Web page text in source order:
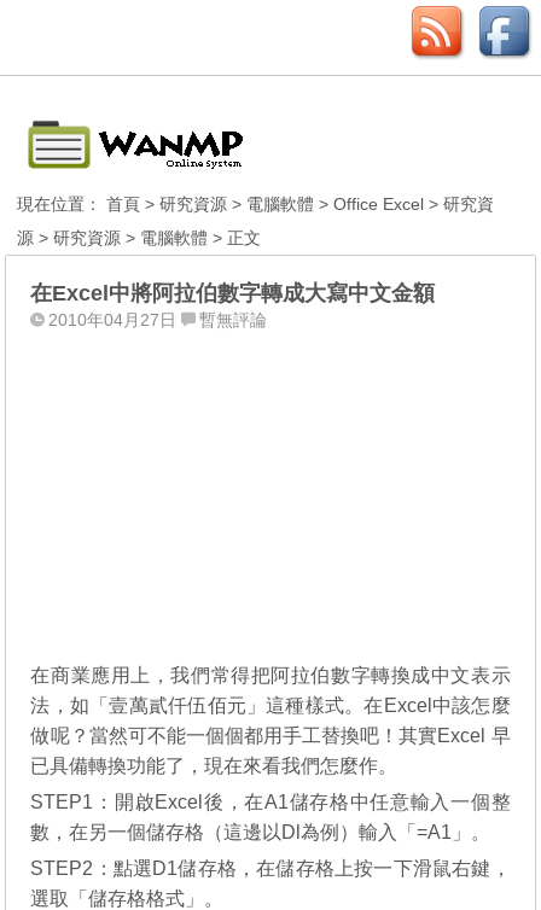
現在位置：首頁 >研究資源 > 電腦軟體 >Office Excel >研究資
源 >研究資源 > 電腦軟體 > 正文
在Excel中將阿拉伯數字轉成大寫中文金額
2010年04月27日 暫無評論
在商業應用上，我們常得把阿拉伯數字轉換成中文表示
法，如「壹萬貳仟伍佰元」這種樣式。在Excel中該怎麼
做呢？當然可不能一個個都用手工替換吧！其實Excel 早
已具備轉換功能了，現在來看我們怎麼作。
STEP1：開啟Excel後，在A1儲存格中任意輸入一個整
數，在另一個儲存格（這邊以Dl為例）輸入「=A1」。
STEP2：點選D1儲存格，在儲存格上按一下滑鼠右鍵，
選取「儲存格格式」。